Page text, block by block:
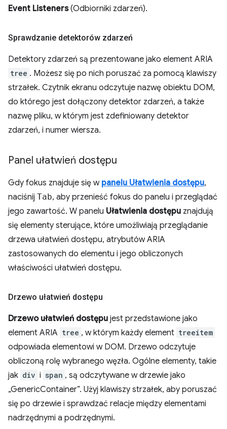
Event Listeners(Odbiorniki zdarzeń).
Sprawdzanie detektorów zdarzeń
Detektory zdarzeń są prezentowane jako element ARIA
tree . Możesz się po nich poruszać za pomocą klawiszy
strzałek. Czytnik ekranu odczytuje nazwę obiektu DOM,
do którego jest dołączony detektor zdarzeń, a także
nazwę pliku, w którym jest zdefiniowany detektor
zdarzeń, i numer wiersza.
Panel ułatwień dostępu
Gdy fokus znajduje się w panelu Ułatwienia dostępu,
naciśnij Tab, aby przenieść fokus do panelu i przeglądać
jego zawartość. W panelu Ułatwienia dostępu znajdują
się elementy sterujące, które umożliwiają przeglądanie
drzewa ułatwień dostępu, atrybutów ARIA
zastosowanych do elementu i jego obliczonych
właściwości ułatwień dostępu.
Drzewo ułatwień dostępu
Drzewo ułatwień dostępu jest przedstawione jako
element ARIA tree , w którym każdy element treeitem
odpowiada elementowi w DOM. Drzewo odczytuje
obliczoną rolę wybranego węzła. Ogólne elementy, takie
jak div i span , są odczytywane w drzewie jako
„GenericContainer”. Użyj klawiszy strzałek, aby poruszać
się po drzewie i sprawdzać relacje między elementami
nadrzędnymi a podrzędnymi.